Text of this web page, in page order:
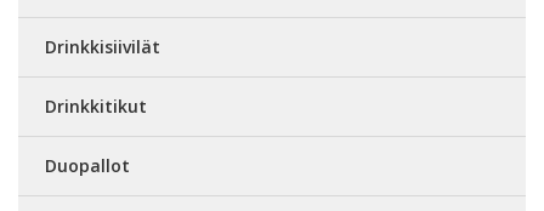
Drinkkisiivilät
Drinkkitikut
Duopallot